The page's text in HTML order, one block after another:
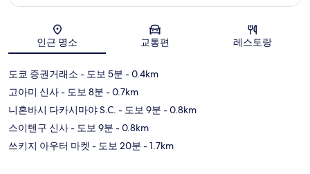
인근 명소 교통편 레스토랑
도쿄 증권거래소 - 도보 5분 - 0.4km
고아미 신사- 도보 8분 - 0.7km
니혼바시 다카시마야 S.C. - 도보 9분 - 0.8km
스이텐구 신사- 도보 9분 - 0.8km
쓰키지 아우터 마켓 - 도보 20분 - 1.7km